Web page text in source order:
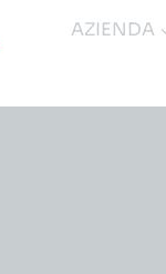
AZIENDA